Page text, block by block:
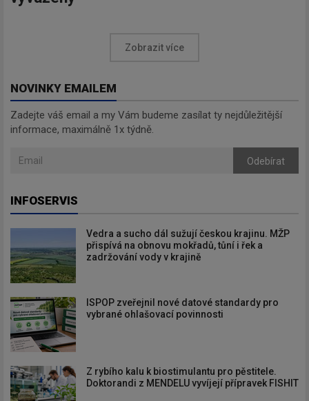
Zobrazit více
NOVINKY EMAILEM
Zadejte váš email a my Vám budeme zasílat ty nejdůležitější
informace, maximálně 1x týdně.
Odebírat
INFOSERVIS
Vedra a sucho dál sužují českou krajinu. MŽP
přispívá na obnovu mokřadů, tůní i řek a
zadržování vody v krajině
ISPOP zveřejnil nové datové standardy pro
vybrané ohlašovací povinnosti
Z rybího kalu k biostimulantu pro pěstitele.
Doktorandi z MENDELU vyvíjejí přípravek FISHIT